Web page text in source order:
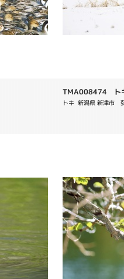
TMA008474 ト
トキ  新潟県 新津市　